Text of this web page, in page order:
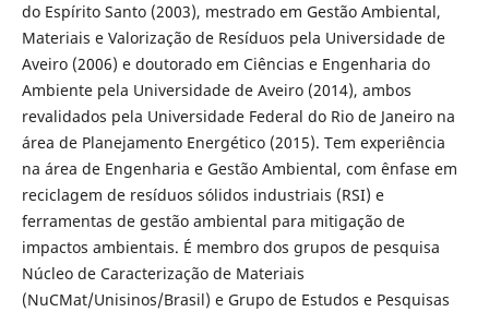
do Espírito Santo (2003), mestrado em Gestão Ambiental,
Materiais e Valorização de Resíduos pela Universidade de
Aveiro (2006) e doutorado em Ciências e Engenharia do
Ambiente pela Universidade de Aveiro (2014), ambos
revalidados pela Universidade Federal do Rio de Janeiro na
área de Planejamento Energético (2015). Tem experiência
na área de Engenharia e Gestão Ambiental, com ênfase em
reciclagem de resíduos sólidos industriais (RSI) e
ferramentas de gestão ambiental para mitigação de
impactos ambientais. É membro dos grupos de pesquisa
Núcleo de Caracterização de Materiais
(NuCMat/Unisinos/Brasil) e Grupo de Estudos e Pesquisas